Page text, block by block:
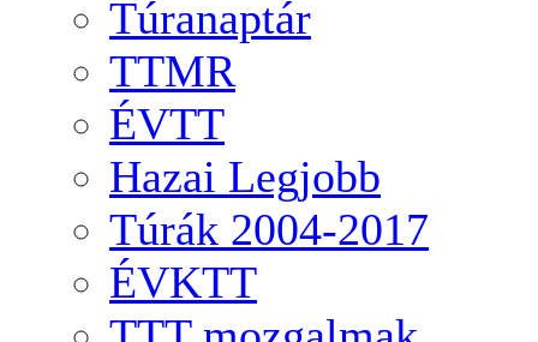
Túranaptár
TTMR
ÉVTT
Hazai Legjobb
Túrák 2004-2017
ÉVKTT